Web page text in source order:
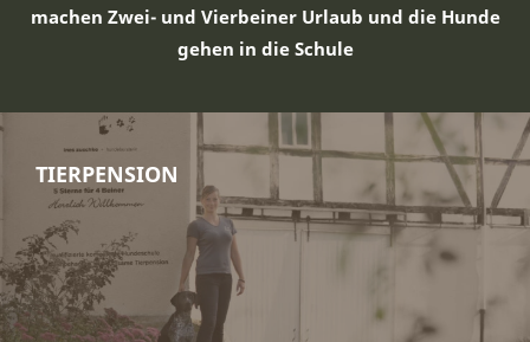
machen Zwei- und Vierbeiner Urlaub und die Hunde
gehen in die Schule
TIERPENSION